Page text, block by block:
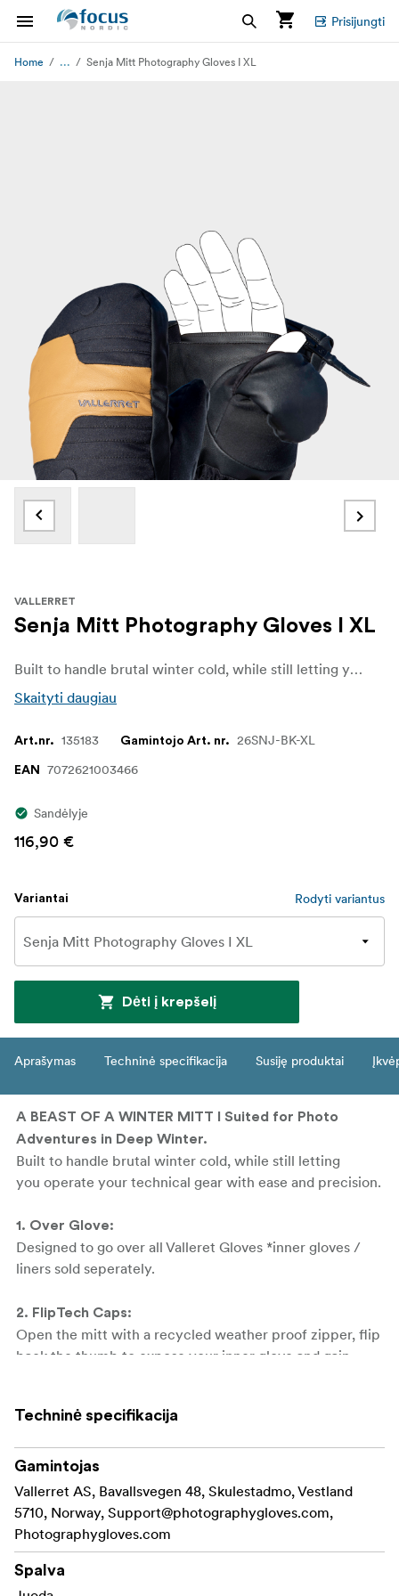
Prisijungti
Home ... Senja Mitt Photography Gloves I XL
VALLERRET
Senja Mitt Photography Gloves I XL
Built to handle brutal winter cold, while still letting you operate your technical gear with ease and precision.Suited for Photo Adventures in Deep Winter.
Skaityti daugiau
Art.nr. 135183 Gamintojo Art. nr. 26SNJ-BK-XL
EAN 7072621003466
Sandėlyje
116,90 €
Variantai Rodyti variantus
Dėti į krepšelį
Aprašymas Techninė specifikacija Susiję produktai
A BEAST OF A WINTER MITT I Suited for Photo
Adventures in Deep Winter.
Built to handle brutal winter cold, while still letting
you operate your technical gear with ease and precision.
1. Over Glove:
Designed to go over all Valleret Gloves *inner gloves /
liners sold seperately.
2. FlipTech Caps:
Open the mitt with a recycled weather proof zipper, flip
back the thumb to expose your inner glove and gain
Outer: Goat Leather and DWR Laminated twill (wind and
water resistant), and Faux Leather DWR Palm. Polartec
Fleece and 2x 5oz Insulation with a Fleece Lining
4. Nylon Wrist Strap:
Designed to keep the cold out and the warm in.
Techninė specifikacija
Gamintojas
Vallerret AS, Bavallsvegen 48, Skulestadmo, Vestland
5710, Norway, Support@photographygloves.com,
Photographygloves.com
Spalva